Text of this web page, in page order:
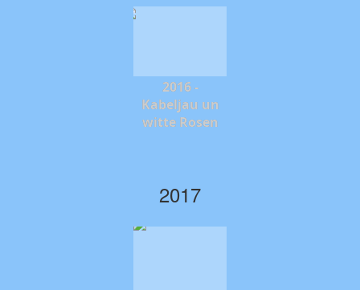
2016 -
Kabeljau un
witte Rosen
2017